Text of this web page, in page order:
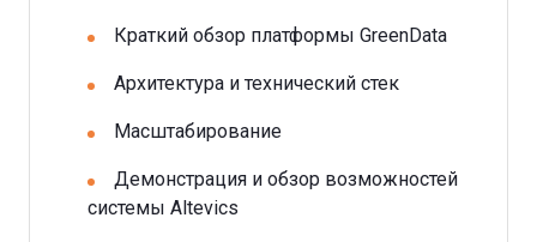
Краткий обзор платформы GreenData
Архитектура и технический стек
Масштабирование
Демонстрация и обзор возможностей
системы Altevics